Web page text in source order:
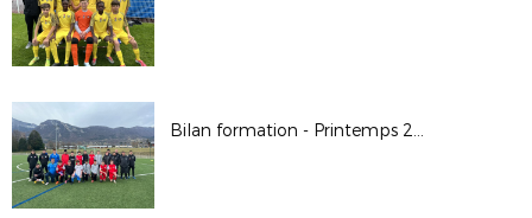
Bilan formation - Printemps 2026